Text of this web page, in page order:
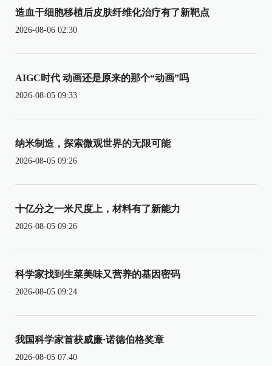
造血干细胞移植后皮肤纤维化治疗有了新靶点
2026-08-06 02:30
AIGC时代 动画还是原来的那个“动画”吗
2026-08-05 09:33
纳米制造，探索微观世界的无限可能
2026-08-05 09:26
十亿分之一米尺度上，材料有了新能力
2026-08-05 09:26
科学家找到生菜美味又营养的基因密码
2026-08-05 09:24
我国科学家首获威廉·诺德伯格奖章
2026-08-05 07:40